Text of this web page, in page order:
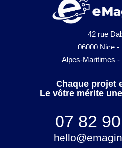
42 rue
06000 Nice -
Alpes-Maritimes -
Chaque projet
Le vôtre mérite une
07 82